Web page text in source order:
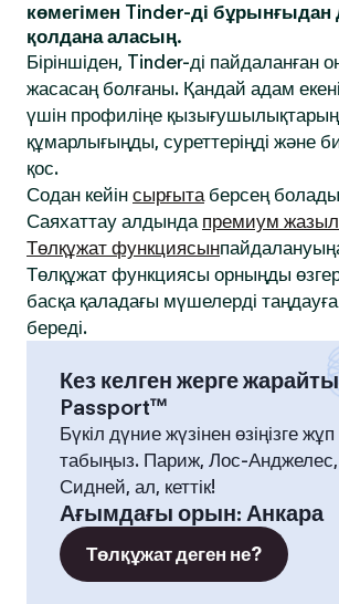
көмегімен Tinder-ді бұрынғыдан
қолдана аласың.
Біріншіден, Tinder-ді пайдаланған
жасасаң болғаны. Қандай адам
үшін профиліңе
құмарлығыңды, суреттеріңді және
қос.
Содан кейін сырғытаберсең
Саяхаттау алдында премиум
Төлқұжат функциясын
Төлқұжат функциясы орныңды
басқа қаладағы мүшелерді таңдауға
береді.
Кез келген жерге
Passport™
Бүкіл дүние жүзінен өзіңізге жұп
табыңыз. Париж, Лос-Анджелес,
Сидней, ал, кеттік!
Ағымдағы орын: Анкара
Төлқұжат деген не?